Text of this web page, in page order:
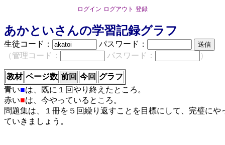
ログイン ログアウト 登録
あかといさんの学習記録グラフ
生徒コード：
パスワード：
（管理コード：
パスワード： ）
教材 ページ数 前回 今回 グラフ
青い■は、既に１回やり終えたところ。
赤い■は、今やっているところ。
問題集は、１冊を５回繰り返すことを目標にして、完璧にや
ていきましょう。